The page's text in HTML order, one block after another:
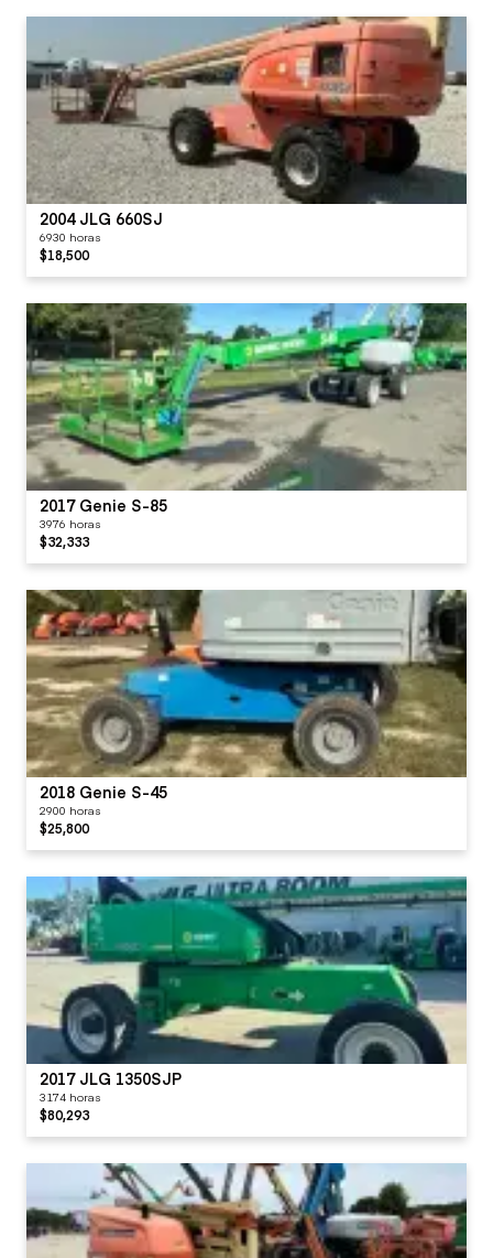
2004 JLG 660SJ
6930 horas
$18,500
2017 Genie S-85
3976 horas
$32,333
2018 Genie S-45
2900 horas
$25,800
2017 JLG 1350SJP
3174 horas
$80,293